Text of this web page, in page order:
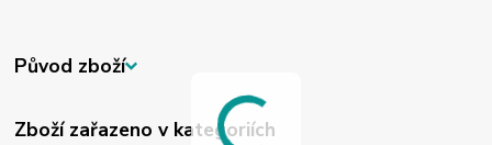
Původ zboží
Zboží zařazeno v kategoriích